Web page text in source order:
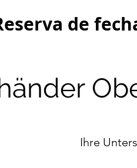
de
Ihre